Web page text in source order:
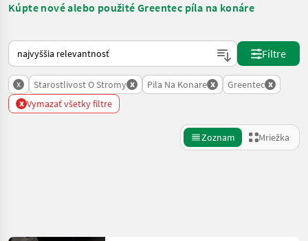
Kúpte nové alebo použité Greentec píla na konáre
Takto sa vykonáva triedenie na Landwirt.com
Filtre
x Starostlivost O Stromy x Pila Na Konare x Greentec x
x Vymazať všetky filtre
Zoznam Mriežka